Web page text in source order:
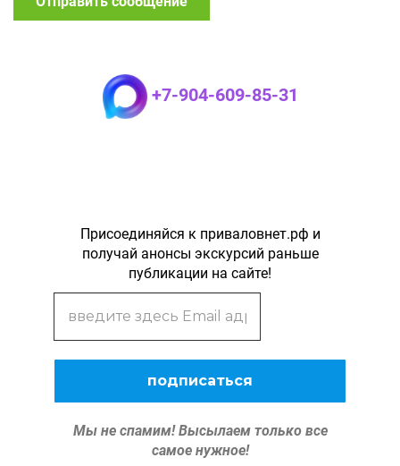
+7-904-609-85-31
Присоединяйся к приваловнет.рф и
получай анонсы экскурсий раньше
публикации на сайте!
Мы не спамим! Высылаем только все
самое нужное!